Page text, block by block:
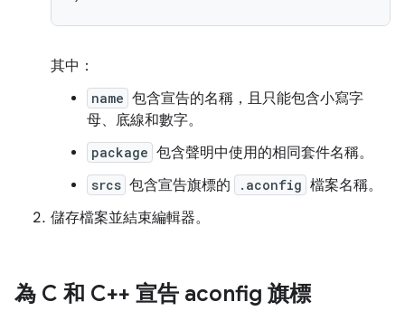
其中：
name 包含宣告的名稱，且只能包含小寫字
母、底線和數字。
package 包含聲明中使用的相同套件名稱。
srcs 包含宣告旗標的 .aconfig 檔案名稱。
儲存檔案並結束編輯器。
為 C 和 C++ 宣告 aconfig 旗標